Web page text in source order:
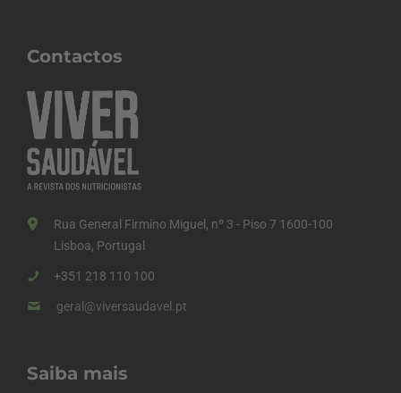
Contactos
Rua General Firmino Miguel, nº 3 - Piso 7 1600-100
Lisboa, Portugal
+351 218 110 100
geral@viversaudavel.pt
Saiba mais